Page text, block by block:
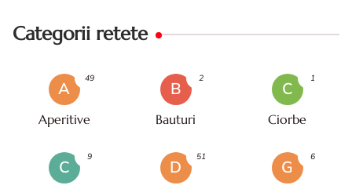
Categorii retete
A
Aperitive
49
B
Bauturi
2
C
Ciorbe
1
C
9
D
51
G
6